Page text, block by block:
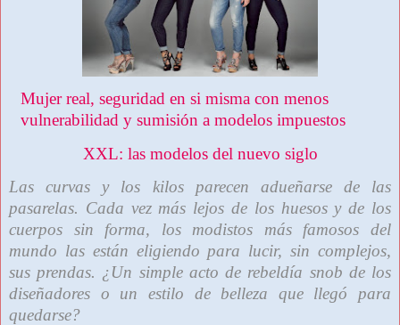
Mujer real, seguridad en si misma con menos
vulnerabilidad y sumisión a modelos impuestos
XXL: las modelos del nuevo siglo
Las curvas y los kilos parecen adueñarse de las
pasarelas. Cada vez más lejos de los huesos y de los
cuerpos sin forma, los modistos más famosos del
mundo las están eligiendo para lucir, sin complejos,
sus prendas. ¿Un simple acto de rebeldía snob de los
diseñadores o un estilo de belleza que llegó para
quedarse?